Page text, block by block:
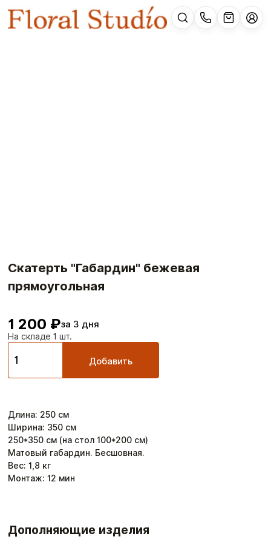
Скатерть "Габардин" бежевая
прямоугольная
1 200 ₽за 3 дня
На складе 1 шт.
Добавить
Длина: 250 см
Ширина: 350 см
250*350 см (на стол 100*200 см)
Матовый габардин. Бесшовная.
Вес: 1,8 кг
Монтаж: 12 мин
Дополняющие изделия